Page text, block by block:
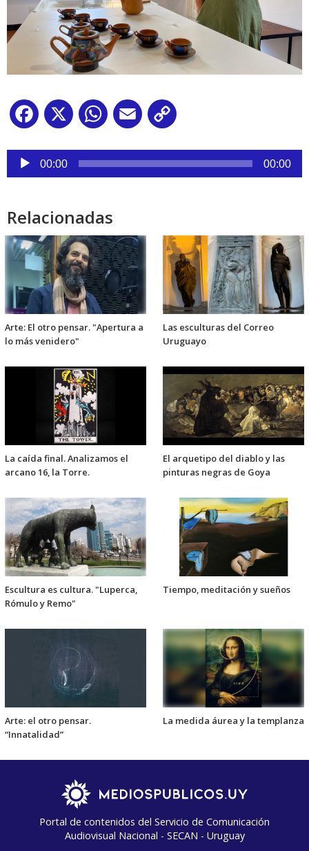
Facebook
X WhatsApp
Email
Reproductor
audio
00:00 00:00
Relacionadas
Arte: El otro pensar. "Apertura a
lo más venidero"
Las esculturas del Correo
Uruguayo
La caída final. Analizamos el
arcano 16, la Torre.
El arquetipo del diablo y las
pinturas negras de Goya
Escultura es cultura. "Luperca,
Rómulo y Remo"
Tiempo, meditación y sueños
Arte: el otro pensar.
“Innatalidad”
La medida áurea y la templanza
Portal de contenidos del Servicio de Comunicación
Audiovisual Nacional - SECAN - Uruguay